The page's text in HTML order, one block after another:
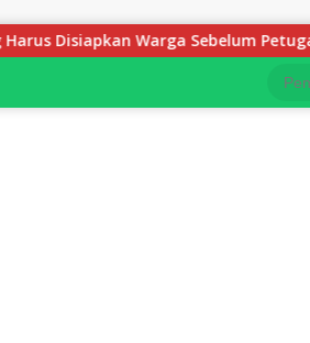
Sebelum Petugas BPN Ukur Tanah